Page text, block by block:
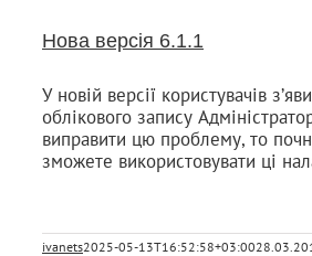
Нова версія 6.1.1
У новій версії користувачів
облікового запису
виправити цю проблему, то
зможете використовувати ці
ivanets2025-05-13T16:52:58+03:00